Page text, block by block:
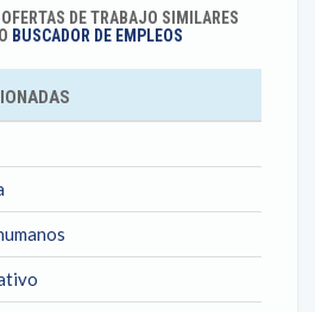
DE TRABAJO SIMILARES
BUSCADOR DE EMPLEOS